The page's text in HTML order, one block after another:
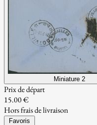
Miniature 2
Prix de départ
15.00 €
Hors frais de livraison
Favoris